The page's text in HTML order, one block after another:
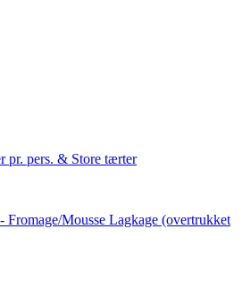
pr. pers. & Store tærter
Fromage/Mousse Lagkage (overtrukket